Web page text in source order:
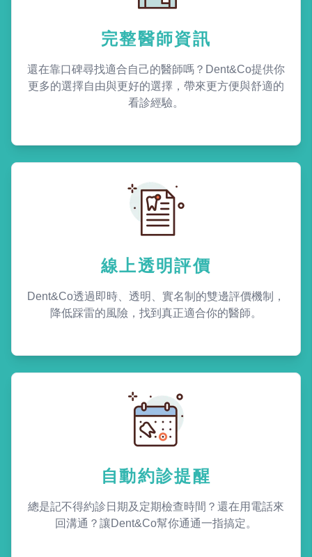
完整醫師資訊
還在靠口碑尋找適合自己的醫師嗎？Dent&Co提供你
更多的選擇自由與更好的選擇，帶來更方便與舒適的
看診經驗。
線上透明評價
Dent&Co透過即時、透明、實名制的雙邊評價機制，
降低踩雷的風險，找到真正適合你的醫師。
自動約診提醒
總是記不得約診日期及定期檢查時間？還在用電話來
回溝通？讓Dent&Co幫你通通一指搞定。